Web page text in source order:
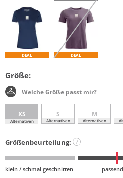
DEAL DEAL
Größe:
Welche Größe passt mir?
XS
Alternativen
S
Alternativen
M
Alternativen
Größenbeurteilung: ?
klein / schmal geschnitten passend